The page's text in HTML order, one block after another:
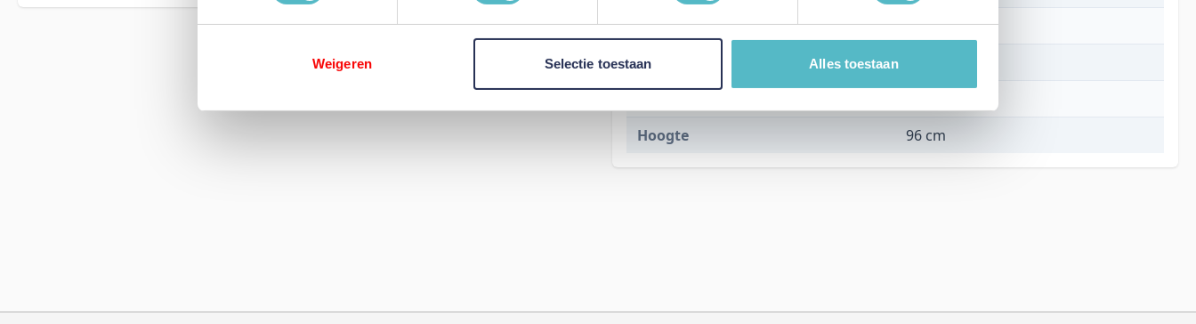
Weigeren Selectie toestaan Alles toestaan
Kleur
Wit
Lengte
Hoogte
96 cm